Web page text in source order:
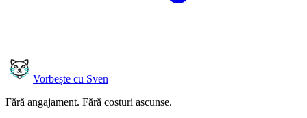
Vorbește cu Sven
Fără angajament. Fără costuri ascunse.